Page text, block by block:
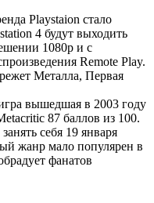
Playstaion стало
4 будут выходить
1080p и с
Remote Play.
Металла, Первая
вышедшая в 2003 году
87 баллов из 100.
себя 19 января
жанр мало популярен в
фанатов